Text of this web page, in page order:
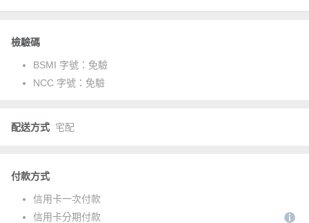
檢驗碼
BSMI 字號： 免驗
NCC 字號： 免驗
配送方式 宅配
付款方式
信用卡一次付款
信用卡分期付款